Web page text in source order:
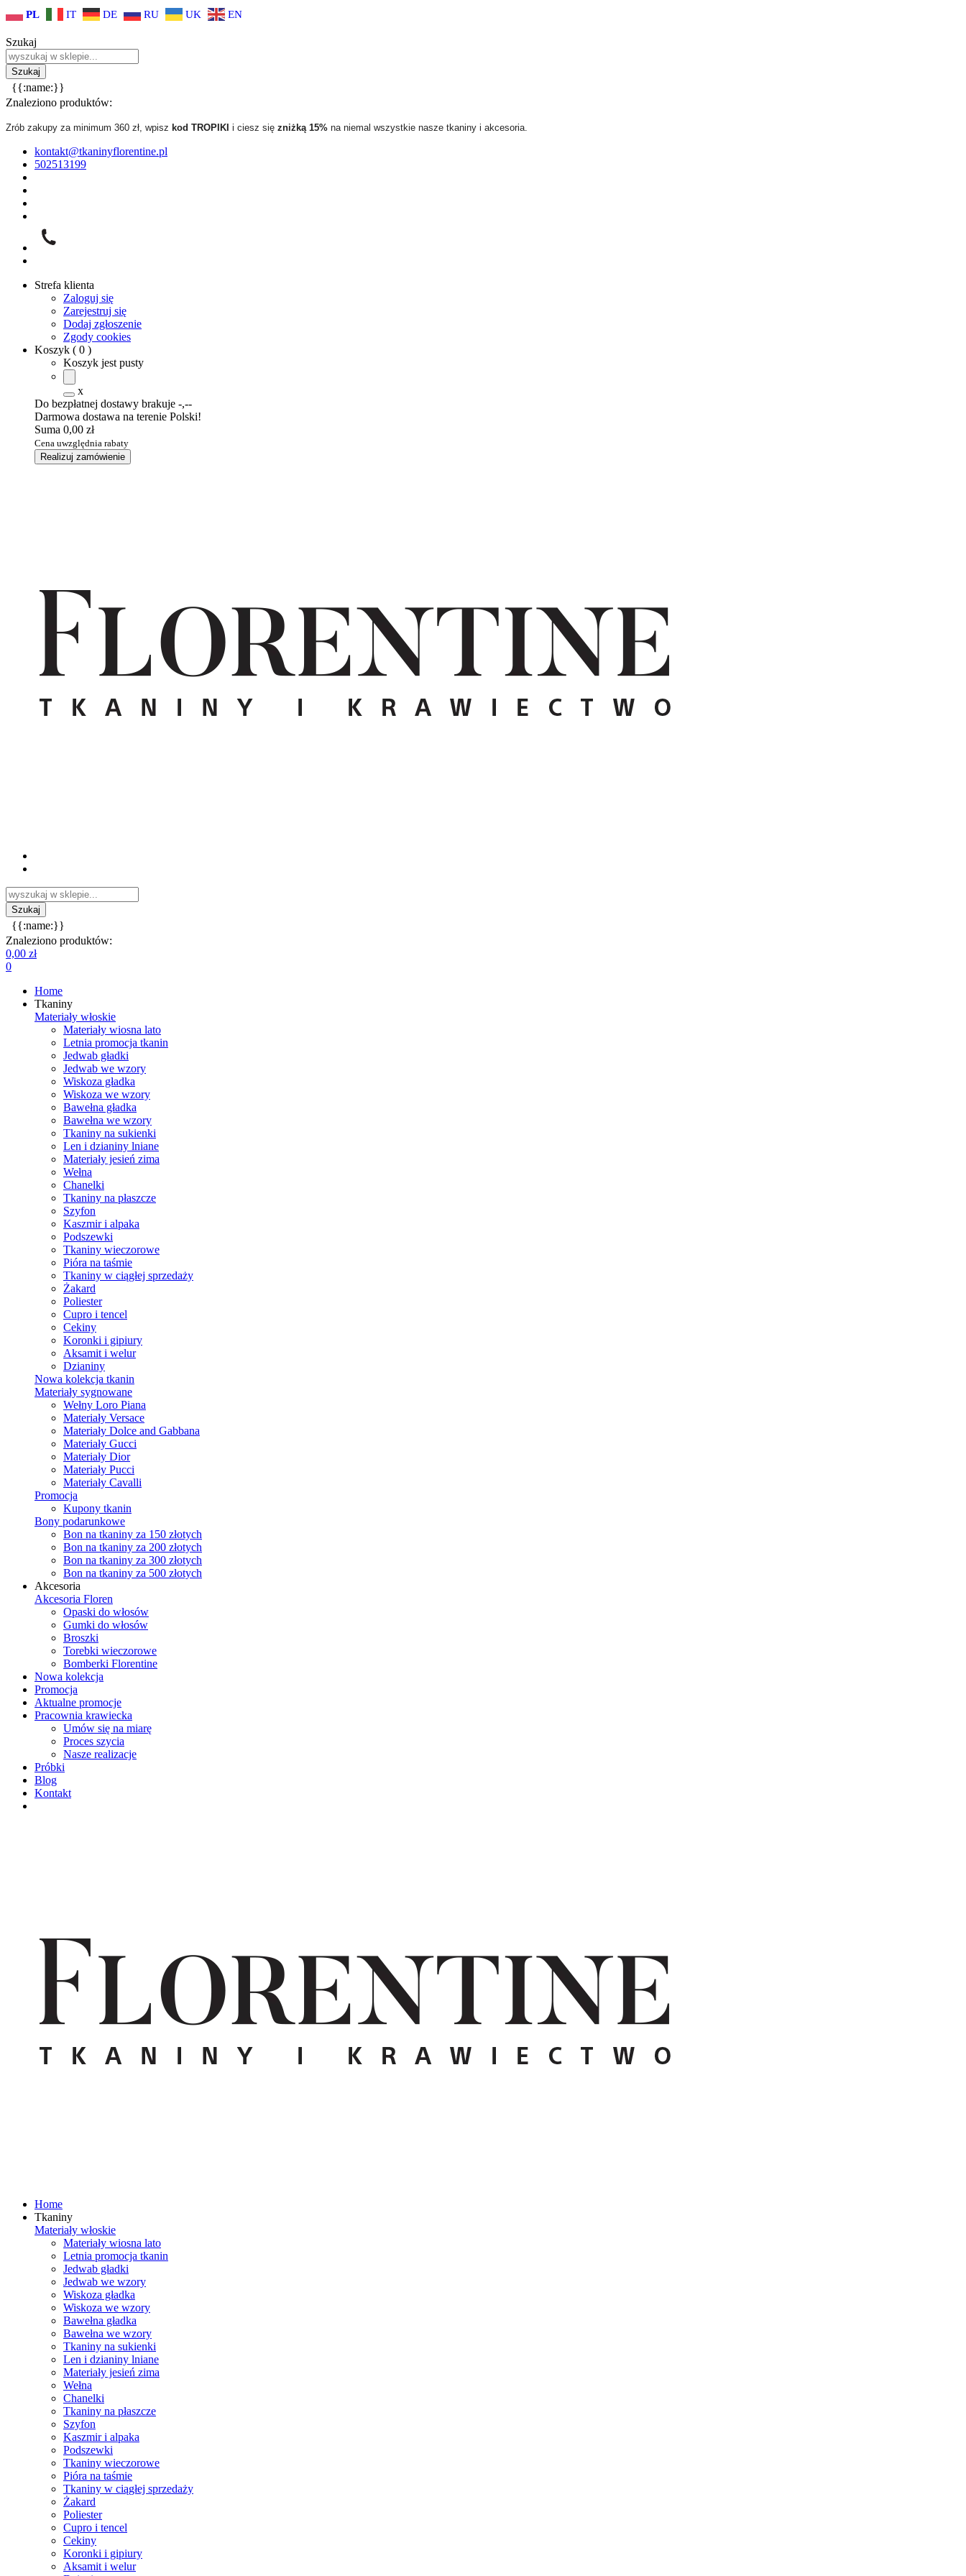
PL IT DE RU UK EN
Szukaj
{{:name:}}
Znaleziono produktów:
Zrób zakupy za minimum 360 zł, wpisz kod TROPIKI i ciesz się zniżką 15% na niemal wszystkie nasze tkaniny i akcesoria.
kontakt@tkaninyflorentine.pl
502513199
Strefa klienta
Zaloguj się
Zarejestruj się
Dodaj zgłoszenie
Zgody cookies
Koszyk ( 0 )
Koszyk jest pusty
x
Do bezpłatnej dostawy brakuje -,--
Darmowa dostawa na terenie Polski!
Suma 0,00 zł
Cena uwzględnia rabaty
Realizuj zamówienie
{{:name:}}
Znaleziono produktów:
0,00 zł
0
Home
Tkaniny
Materiały włoskie
Materiały wiosna lato
Letnia promocja tkanin
Jedwab gładki
Jedwab we wzory
Wiskoza gładka
Wiskoza we wzory
Bawełna gładka
Bawełna we wzory
Tkaniny na sukienki
Len i dzianiny lniane
Materiały jesień zima
Wełna
Chanelki
Tkaniny na płaszcze
Szyfon
Kaszmir i alpaka
Podszewki
Tkaniny wieczorowe
Pióra na taśmie
Tkaniny w ciągłej sprzedaży
Żakard
Poliester
Cupro i tencel
Cekiny
Koronki i gipiury
Aksamit i welur
Dzianiny
Nowa kolekcja tkanin
Materiały sygnowane
Wełny Loro Piana
Materiały Versace
Materiały Dolce and Gabbana
Materiały Gucci
Materiały Dior
Materiały Pucci
Materiały Cavalli
Promocja
Kupony tkanin
Bony podarunkowe
Bon na tkaniny za 150 złotych
Bon na tkaniny za 200 złotych
Bon na tkaniny za 300 złotych
Bon na tkaniny za 500 złotych
Akcesoria
Akcesoria Floren
Opaski do włosów
Gumki do włosów
Broszki
Torebki wieczorowe
Bomberki Florentine
Nowa kolekcja
Promocja
Aktualne promocje
Pracownia krawiecka
Umów się na miarę
Proces szycia
Nasze realizacje
Próbki
Blog
Kontakt
Home
Tkaniny
Materiały włoskie
Materiały wiosna lato
Letnia promocja tkanin
Jedwab gładki
Jedwab we wzory
Wiskoza gładka
Wiskoza we wzory
Bawełna gładka
Bawełna we wzory
Tkaniny na sukienki
Len i dzianiny lniane
Materiały jesień zima
Wełna
Chanelki
Tkaniny na płaszcze
Szyfon
Kaszmir i alpaka
Podszewki
Tkaniny wieczorowe
Pióra na taśmie
Tkaniny w ciągłej sprzedaży
Żakard
Poliester
Cupro i tencel
Cekiny
Koronki i gipiury
Aksamit i welur